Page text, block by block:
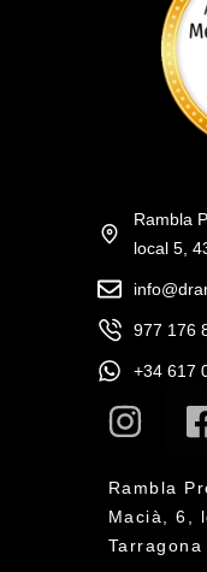
Rambla
local 5,
977 176
+34 617
Rambla
Macià, 6,
Tarragona